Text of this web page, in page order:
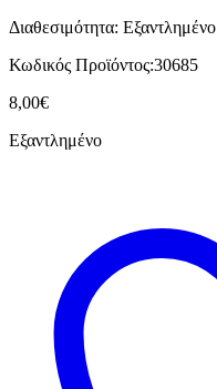
Διαθεσιμότητα: Εξαντλημένο
Κωδικός Προϊόντος:30685
8,00€
Εξαντλημένο